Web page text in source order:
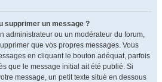
supprimer un message ?
administrateur ou un modérateur du forum,
que vos propres messages. Vous
en cliquant le bouton adéquat, parfois
que le message initial ait été publié. Si
message, un petit texte situé en dessous